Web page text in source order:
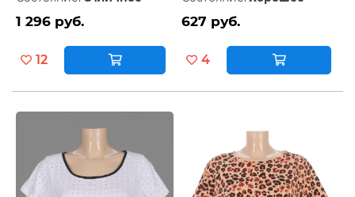
1 296 руб.
12
627 руб.
4